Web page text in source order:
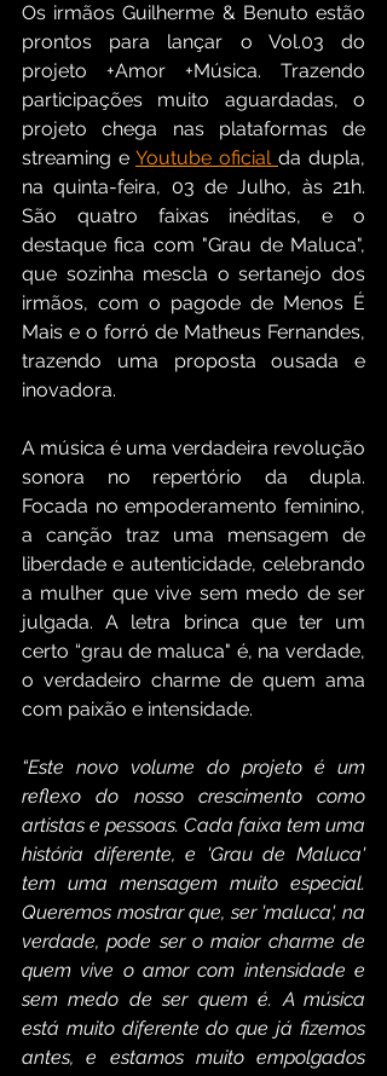
Os irmãos Guilherme & Benuto estão
prontos para lançar o Vol.03 do
projeto +Amor +Música. Trazendo
participações muito aguardadas, o
projeto chega nas plataformas de
streaming e Youtube oficial da dupla,
na quinta-feira, 03 de Julho, às 21h.
São quatro faixas inéditas, e o
destaque fica com "Grau de Maluca",
que sozinha mescla o sertanejo dos
irmãos, com o pagode de Menos É
Mais e o forró de Matheus Fernandes,
trazendo uma proposta ousada e
inovadora.
A música é uma verdadeira revolução
sonora no repertório da dupla.
Focada no empoderamento feminino,
a canção traz uma mensagem de
liberdade e autenticidade, celebrando
a mulher que vive sem medo de ser
julgada. A letra brinca que ter um
certo “grau de maluca" é, na verdade,
o verdadeiro charme de quem ama
com paixão e intensidade.
“Este novo volume do projeto é um
reflexo do nosso crescimento como
artistas e pessoas. Cada faixa tem uma
história diferente, e 'Grau de Maluca'
tem uma mensagem muito especial.
Queremos mostrar que, ser 'maluca', na
verdade, pode ser o maior charme de
quem vive o amor com intensidade e
sem medo de ser quem é. A música
está muito diferente do que já fizemos
antes, e estamos muito empolgados